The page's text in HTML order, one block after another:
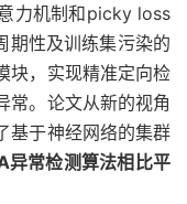
力机制和picky loss
期性及训练集污染的
块，实现精准定向检
常。论文从新的视角
基于神经网络的集群
异常检测算法相比平